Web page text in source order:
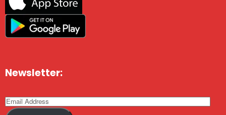
Newsletter: